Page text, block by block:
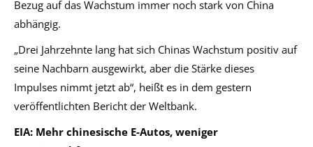
Bezug auf das Wachstum immer noch stark von China
abhängig.
„Drei Jahrzehnte lang hat sich Chinas Wachstum positiv auf
seine Nachbarn ausgewirkt, aber die Stärke dieses
Impulses nimmt jetzt ab“, heißt es in dem gestern
veröffentlichten Bericht der Weltbank.
EIA: Mehr chinesische E-Autos, weniger